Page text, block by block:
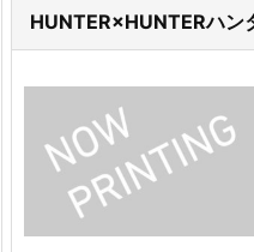
HUNTER×HUNTER